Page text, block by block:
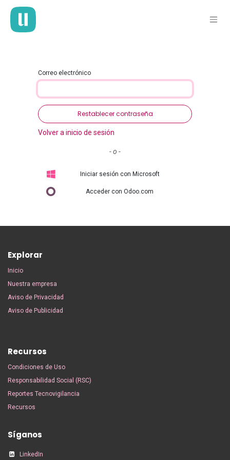
Correo electrónico
Restablecer contraseña
Volver a inicio de sesión
- o -
Iniciar sesión con Microsoft
Acceder con Odoo.com
Explorar
Inicio
Nuestra empresa
Aviso de Privacidad
Aviso de Publicidad
Recursos
Condiciones de Uso
Responsabilidad Social (RSC)
Reportes Tecnovigilancia
Recursos
Síganos
LinkedIn